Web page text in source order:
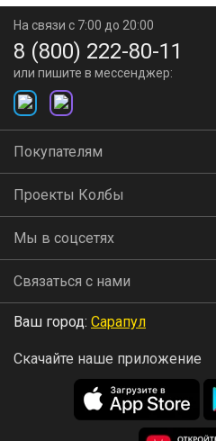
На связи с 7:00 до 20:00
8 (800) 222-80-11
или пишите в мессенджер:
Покупателям
Проекты Колбы
Мы в соцсетях
Связаться с нами
Ваш город: Сарапул
Скачайте наше приложение